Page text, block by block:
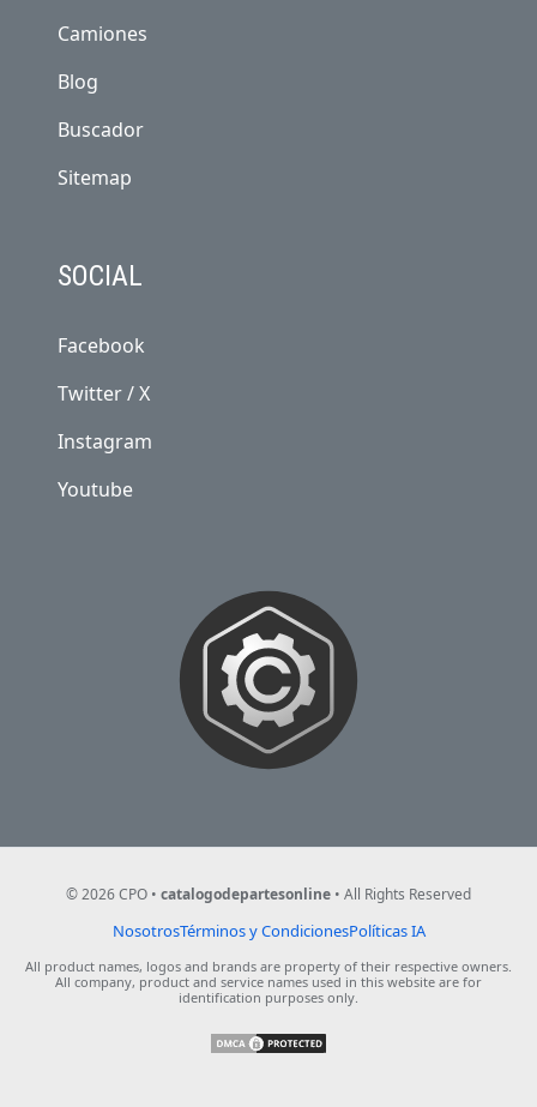
Camiones
Blog
Buscador
Sitemap
SOCIAL
Facebook
Twitter / X
Instagram
Youtube
NOSOTROS
©2026CPO • catalogodepartesonline • All Rights Reserved
Pie de Pagina
NosotrosTérminos y CondicionesPolíticas IA
All product names, logos and brands are property of their respective owners.
All company, product and service names used in this website are for
identification purposes only.